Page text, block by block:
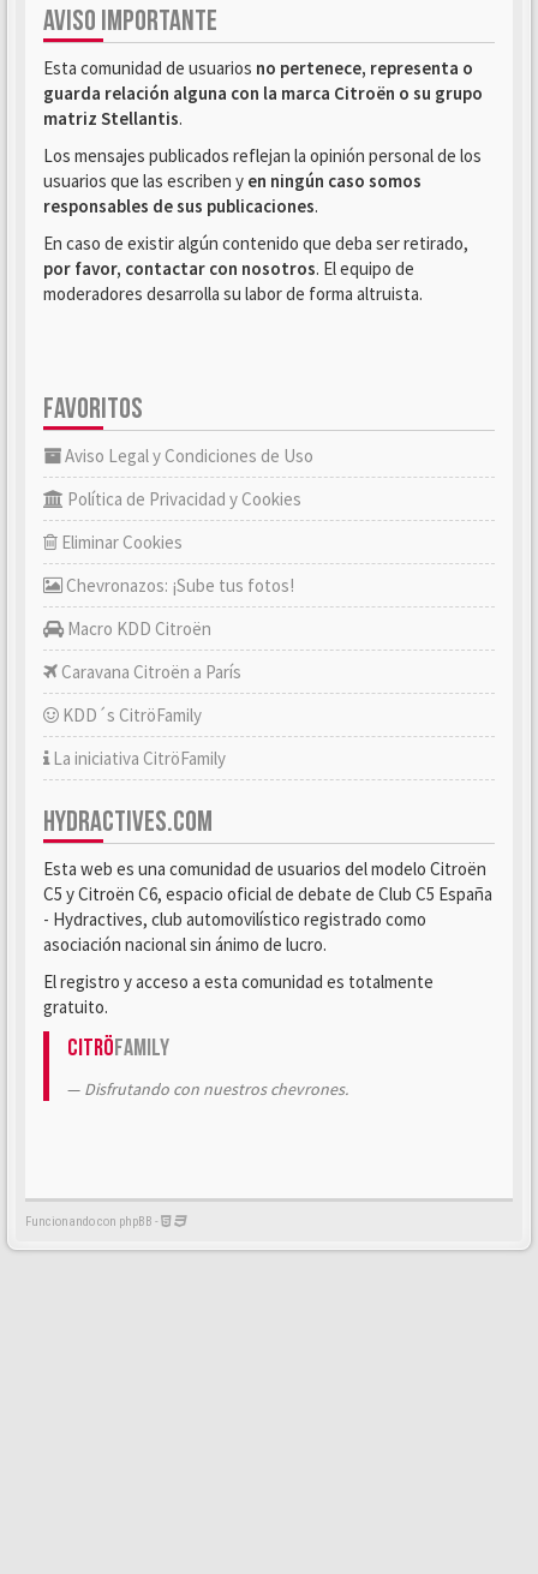
AVISO IMPORTANTE
Esta comunidad de usuarios no pertenece, representa o
guarda relación alguna con la marca Citroën o su grupo
matriz Stellantis.
Los mensajes publicados reflejan la opinión personal de los
usuarios que las escriben y en ningún caso somos
responsables de sus publicaciones.
En caso de existir algún contenido que deba ser retirado,
por favor, contactar con nosotros. El equipo de
moderadores desarrolla su labor de forma altruista.
FAVORITOS
Aviso Legal y Condiciones de Uso
Política de Privacidad y Cookies
Eliminar Cookies
Chevronazos: ¡Sube tus fotos!
Macro KDD Citroën
Caravana Citroën a París
KDD´s CitröFamily
La iniciativa CitröFamily
HYDRACTIVES.COM
Esta web es una comunidad de usuarios del modelo Citroën
C5 y Citroën C6, espacio oficial de debate de Club C5 España
- Hydractives, club automovilístico registrado como
asociación nacional sin ánimo de lucro.
El registro y acceso a esta comunidad es totalmente
gratuito.
CitröFamily
Disfrutando con nuestros chevrones.
Funcionando con phpBB -